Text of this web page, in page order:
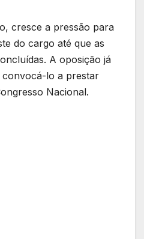
cresce a pressão para
do cargo até que as
A oposição já
convocá-lo a prestar
Nacional.